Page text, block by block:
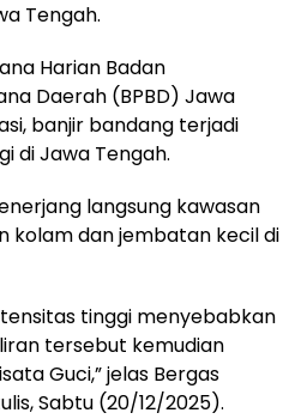
Tengah.
Harian Badan
Daerah (BPBD) Jawa
banjir bandang terjadi
di Jawa Tengah.
langsung kawasan
kolam dan jembatan kecil di
tinggi menyebabkan
tersebut kemudian
Guci,” jelas Bergas
Sabtu (20/12/2025).